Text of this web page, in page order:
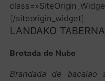
[/siteorigin_widget]
LANDAKO TABERNA
Brotada de Nube
Brandada de bacalao